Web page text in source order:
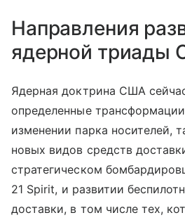
Направления
ядерной триады
Ядерная доктрина США
определенные
изменении парка носителей,
новых видов средств
стратегическом
21 Spirit, и развитии
доставки, в том числе тех,